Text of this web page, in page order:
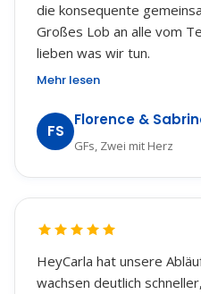
die konsequente
Großes Lob an alle vom
lieben was wir tun.
Mehr lesen
FS
Florence &
GFs, Zwei mit Herz
HeyCarla hat unsere
wachsen deutlich